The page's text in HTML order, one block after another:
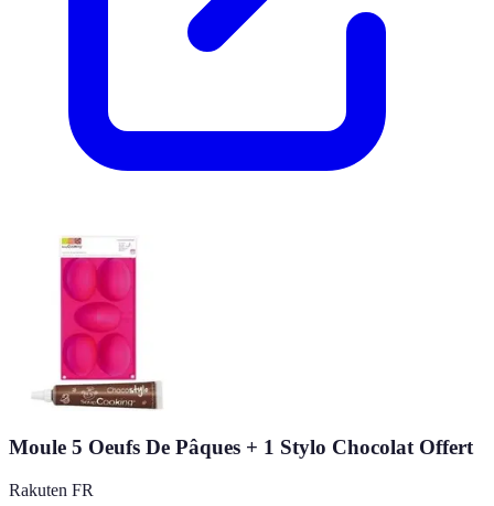
Moule 5 Oeufs De Pâques + 1 Stylo Chocolat Offert
Rakuten FR